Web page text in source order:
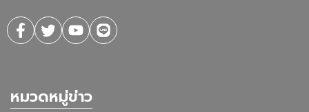
หมวดหมู่ข่าว